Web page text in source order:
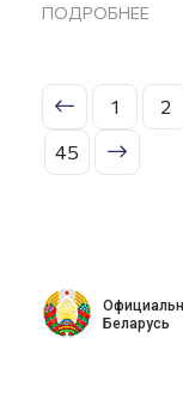
ПОДРОБНЕЕ
1 2
45
Беларусь